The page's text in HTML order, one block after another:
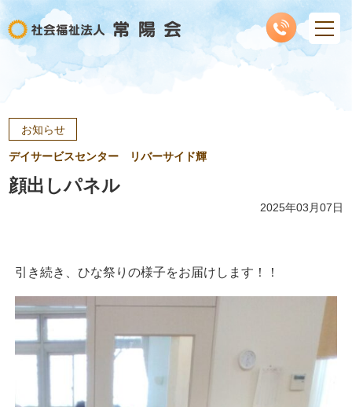
お知らせ
デイサービスセンター リバーサイド輝
顔出しパネル
2025年03月07日
引き続き、ひな祭りの様子をお届けします！！